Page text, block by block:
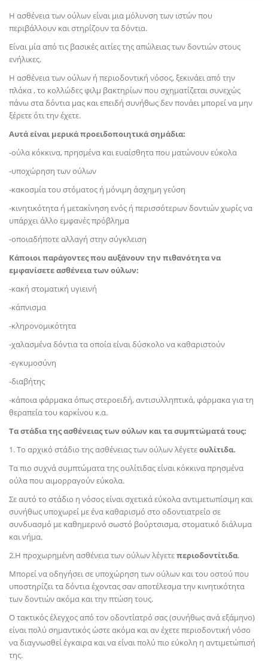
Η ασθένεια των ούλων είναι μια μόλυνση των ιστών που
περιβάλλουν και στηρίζουν τα δόντια.
Είναι μία από τις βασικές αιτίες της απώλειας των δοντιών στους
ενήλικες.
Η ασθένεια των ούλων ή περιοδοντική νόσος, ξεκινάει από την
πλάκα , το κολλώδες φιλμ βακτηρίων που σχηματίζεται συνεχώς
πάνω στα δόντια μας και επειδή συνήθως δεν πονάει μπορεί να μην
ξέρετε ότι την έχετε.
Αυτά είναι μερικά προειδοποιητικά σημάδια:
-ούλα κόκκινα, πρησμένα και ευαίσθητα που ματώνουν εύκολα
-υποχώρηση των ούλων
-κακοσμία του στόματος ή μόνιμη άσχημη γεύση
-κινητικότητα ή μετακίνηση ενός ή περισσότερων δοντιών χωρίς να
υπάρχει άλλο εμφανές πρόβλημα
-οποιαδήποτε αλλαγή στην σύγκλειση
Κάποιοι παράγοντες που αυξάνουν την πιθανότητα να
εμφανίσετε ασθένεια των ούλων:
-κακή στοματική υγιεινή
-κάπνισμα
-κληρονομικότητα
-χαλασμένα δόντια τα οποία είναι δύσκολο να καθαριστούν
-εγκυμοσύνη
-διαβήτης
-κάποια φάρμακα όπως στεροειδή, αντισυλληπτικά, φάρμακα για τη
θεραπεία του καρκίνου κ.α.
Τα στάδια της ασθένειας των ούλων και τα συμπτώματά τους:
1. Το αρχικό στάδιο της ασθένειας των ούλων λέγετεουλίτιδα.
Τα πιο συχνά συμπτώματα της ουλίτιδας είναι κόκκινα πρησμένα
ούλα που αιμορραγούν εύκολα.
Σε αυτό το στάδιο η νόσος είναι σχετικά εύκολα αντιμετωπίσιμη και
συνήθως υποχωρεί με ένα καθαρισμό στο οδοντιατρείο σε
συνδυασμό με καθημερινό σωστό βούρτσισμα, στοματικό διάλυμα
και νήμα.
2.Η προχωρημένη ασθένεια των ούλων λέγετεπεριοδοντίτιδα.
Μπορεί να οδηγήσει σε υποχώρηση των ούλων και του οστού που
υποστηρίζει τα δόντια έχοντας σαν αποτέλεσμα την κινητικότητα
των δοντιών ακόμα και την πτώση τους.
Ο τακτικός έλεγχος από τον οδοντίατρό σας (συνήθως ανά εξάμηνο)
είναι πολύ σημαντικός ώστε ακόμα και αν έχετε περιοδοντική νόσο
να διαγνωσθεί έγκαιρα και να είναι πολύ πιο εύκολη η αντιμετώπισή
της.